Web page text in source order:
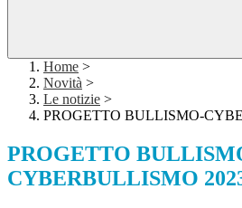
Home >
Novità >
Le notizie >
PROGETTO BULLISMO-
PROGETTO
CYBERBULLISMO